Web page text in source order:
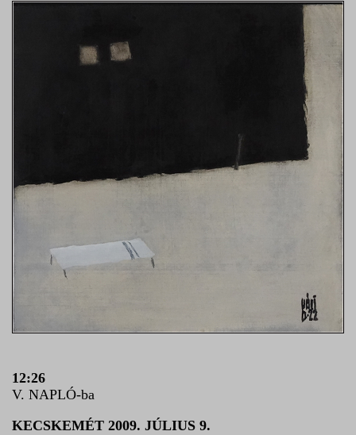
12:26
V. NAPLÓ-ba
KECSKEMÉT 2009. JÚLIUS 9.